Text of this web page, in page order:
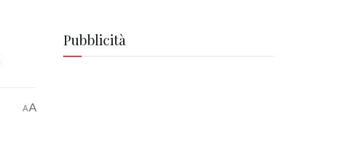
AA
Pubblicità